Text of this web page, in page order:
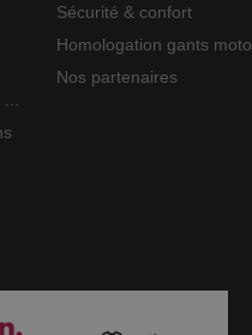
Sécurité & confort
Homologation gants moto
Nos partenaires